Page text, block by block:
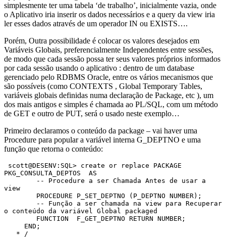
simplesmente ter uma tabela ‘de trabalho’, inicialmente vazia, onde
o Aplicativo iria inserir os dados necessários e a query da view iria
ler esses dados através de um operador IN ou EXISTS….
Porém, Outra possibilidade é colocar os valores desejados em
Variáveis Globais, preferencialmente Independentes entre sessões,
de modo que cada sessão possa ter seus valores próprios informados
por cada sessão usando o aplicativo : dentro de um database
gerenciado pelo RDBMS Oracle, entre os vários mecanismos que
são possíveis (como CONTEXTS , Global Temporary Tables,
variáveis globais definidas numa declaração de Package, etc ), um
dos mais antigos e simples é chamada ao PL/SQL, com um método
de GET e outro de PUT, será o usado neste exemplo…
Primeiro declaramos o conteúdo da package – vai haver uma
Procedure para popular a variável interna G_DEPTNO e uma
função que retorna o conteúdo:
PKG_CONSULTA_DEPTOS  AS
view
o conteúdo da variável Global packaged